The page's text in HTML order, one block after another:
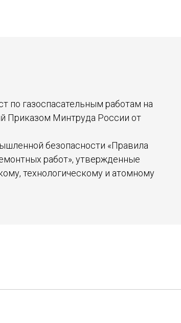
по газоспасательным работам на
Приказом Минтруда России от
безопасности «Правила
работ», утвержденные
технологическому и атомному